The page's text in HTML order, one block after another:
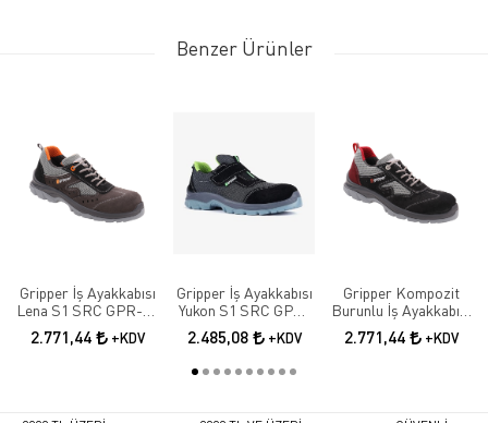
Benzer Ürünler
Gripper İş Ayakkabısı
Lena S1 SRC GPR-70
Elektrikçi Ayakkabısı
2.771,44 +KDV
Gripper İş Ayakkabısı
Yukon S1 SRC GPR-
171
2.485,08 +KDV
Gripper Kompozit
Burunlu İş Ayakkabısı
Lena S1 SRC GPR-71
2.771,44 +KDV